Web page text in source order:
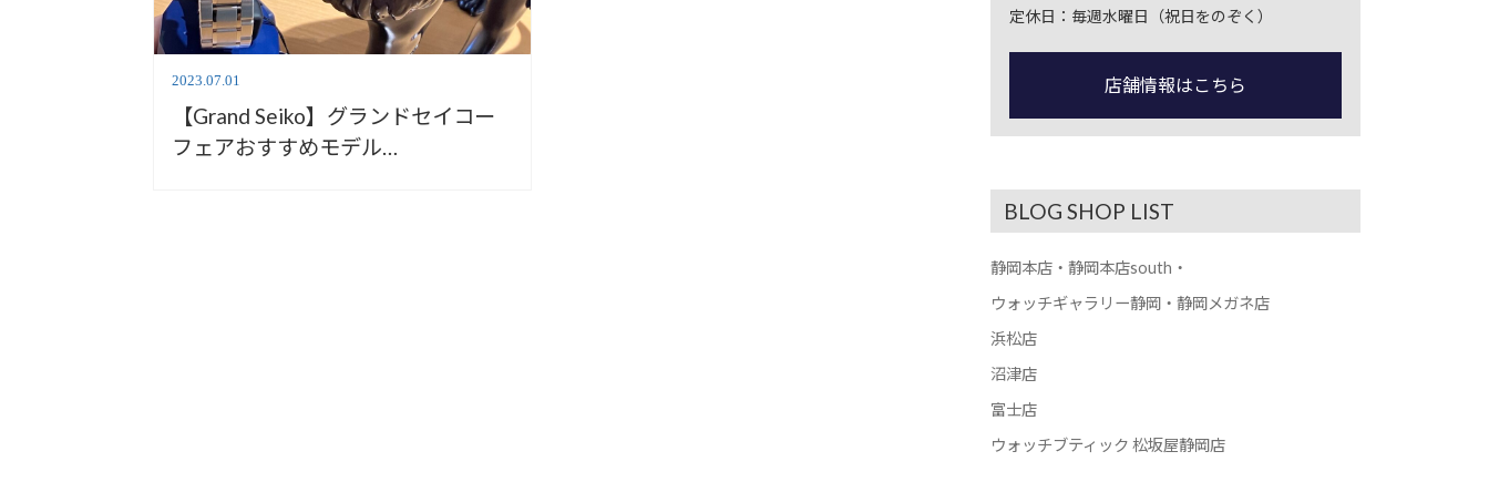
2023.07.01
【Grand Seiko】グランドセイコー
フェアおすすめモデル
定休日：毎週水曜日（祝日をのぞく）
店舗情報はこちら
BLOG SHOP LIST
静岡本店・静岡本店south・
ウォッチギャラリー静岡・静岡メガネ店
浜松店
沼津店
富士店
ウォッチブティック 松坂屋静岡店